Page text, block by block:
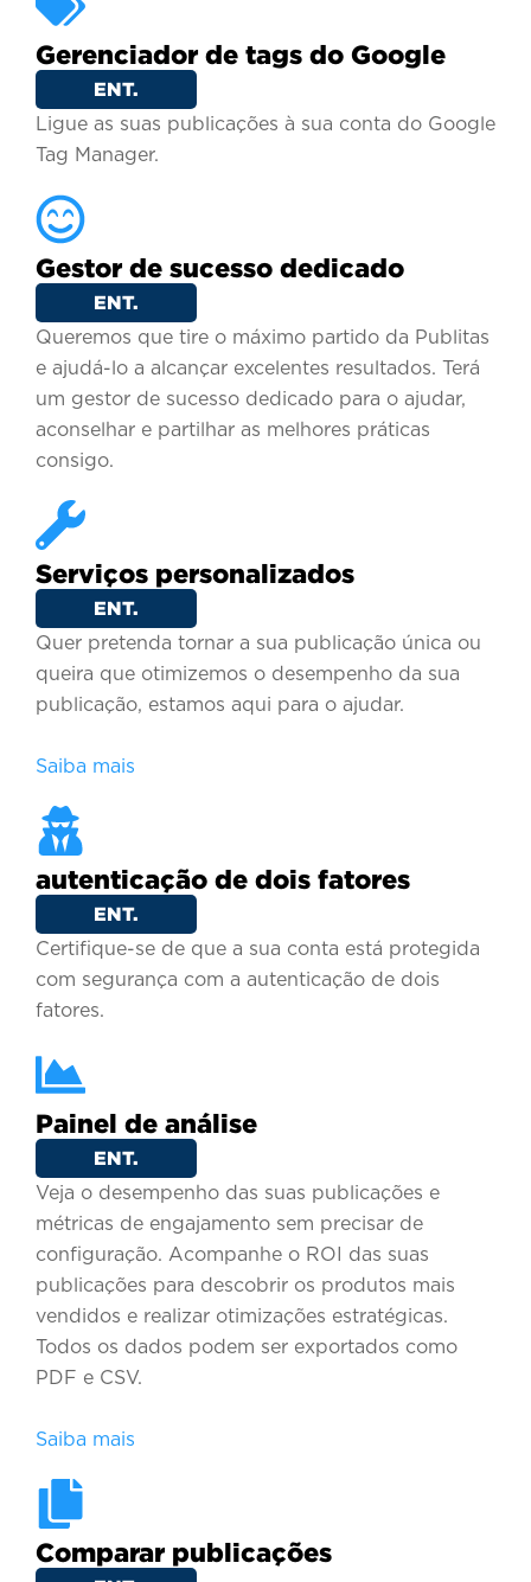
Gerenciador de tags do Google
ENT.
Ligue as suas publicações à sua conta do Google
Tag Manager.
Gestor de sucesso dedicado
ENT.
Queremos que tire o máximo partido da Publitas
e ajudá-lo a alcançar excelentes resultados. Terá
um gestor de sucesso dedicado para o ajudar,
aconselhar e partilhar as melhores práticas
consigo.
Serviços personalizados
ENT.
Quer pretenda tornar a sua publicação única ou
queira que otimizemos o desempenho da sua
publicação, estamos aqui para o ajudar.
Saiba mais
autenticação de dois fatores
ENT.
Certifique-se de que a sua conta está protegida
com segurança com a autenticação de dois
fatores.
Painel de análise
ENT.
Veja o desempenho das suas publicações e
métricas de engajamento sem precisar de
configuração. Acompanhe o ROI das suas
publicações para descobrir os produtos mais
vendidos e realizar otimizações estratégicas.
Todos os dados podem ser exportados como
PDF e CSV.
Saiba mais
Comparar publicações